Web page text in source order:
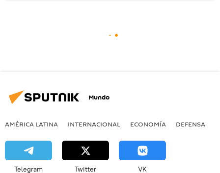
Mundo
AMÉRICA LATINA INTERNACIONAL ECONOMÍA DEFENSA
Telegram Twitter VK